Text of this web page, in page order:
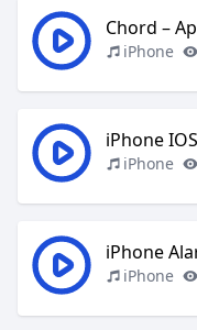
Chord –
iPhone
iPhone
iPhone
iPhone
iPhone